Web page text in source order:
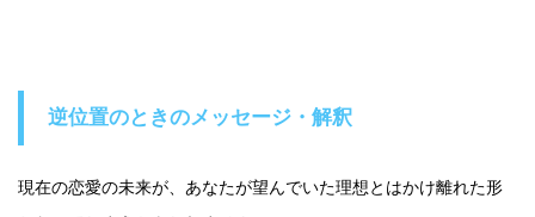
逆位置のときのメッセージ・解釈
現在の恋愛の未来が、あなたが望んでいた理想とはかけ離れた形